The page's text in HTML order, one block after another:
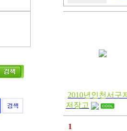
2010년인천서구
저장고
1